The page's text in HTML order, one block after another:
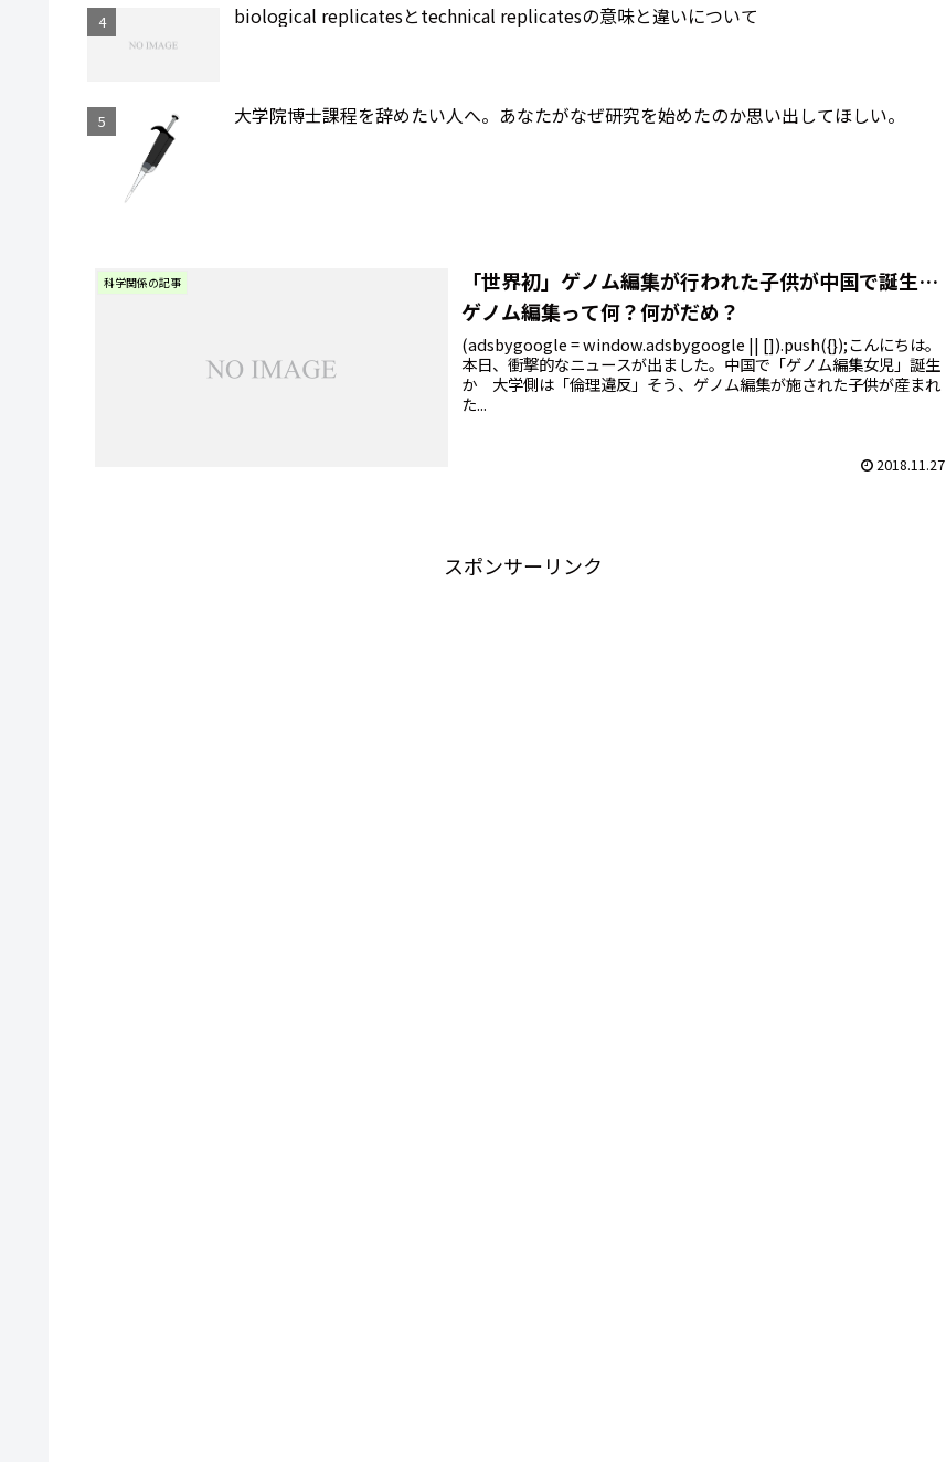
biological replicatesとtechnical replicatesの意味と違いについて
大学院博士課程を辞めたい人へ。あなたがなぜ研究を始めたのか思い出してほしい。
科学関係の記事
「世界初」ゲノム編集が行われた子供が中国で誕生…
ゲノム編集って何？何がだめ？
(adsbygoogle = window.adsbygoogle || []).push({});こんにちは。
本日、衝撃的なニュースが出ました。中国で「ゲノム編集女児」誕生
か 大学側は「倫理違反」そう、ゲノム編集が施された子供が産まれ
た...
2018.11.27
スポンサーリンク